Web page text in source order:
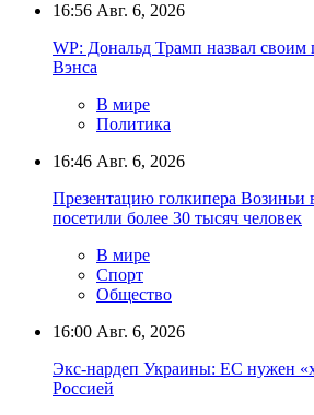
16:56 Авг. 6, 2026
WP: Дональд Трамп назвал
Вэнса
В мире
Политика
16:46 Авг. 6, 2026
Презентацию голкипера Возиньи
посетили более 30 тысяч человек
В мире
Спорт
Общество
16:00 Авг. 6, 2026
Экс-нардеп Украины: ЕС нужен
Россией